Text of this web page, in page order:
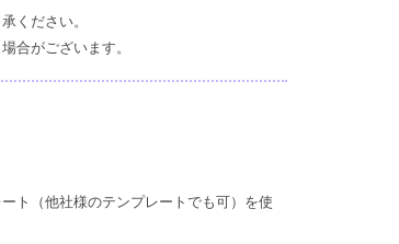
ください。
合がございます。
ト（他社様のテンプレートでも可）を使